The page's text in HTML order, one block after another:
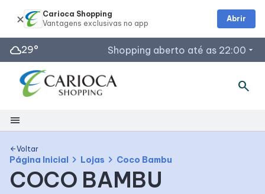
cloud29° Shopping aberto até as 22:00 arrow_drop_down
Horários de Funcionamento
Restaurantes
Segunda a Sábado: 10h às 22h
search
menu
Shopping
Mapa Interno
arrow_backVoltar
Página Inicial chevron_right Lojas chevron_right Coco Bambu
COCO BAMBU
Carioca Shopping
Abrir